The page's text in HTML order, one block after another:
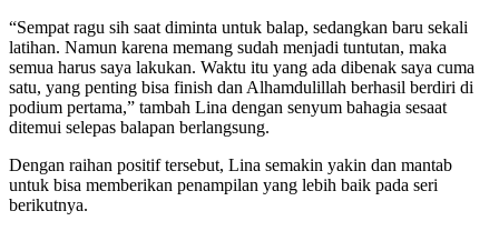
“Sempat ragu sih saat diminta untuk balap, sedangkan baru sekali
latihan. Namun karena memang sudah menjadi tuntutan, maka
semua harus saya lakukan. Waktu itu yang ada dibenak saya cuma
satu, yang penting bisa finish dan Alhamdulillah berhasil berdiri di
podium pertama,” tambah Lina dengan senyum bahagia sesaat
ditemui selepas balapan berlangsung.
Dengan raihan positif tersebut, Lina semakin yakin dan mantab
untuk bisa memberikan penampilan yang lebih baik pada seri
berikutnya.